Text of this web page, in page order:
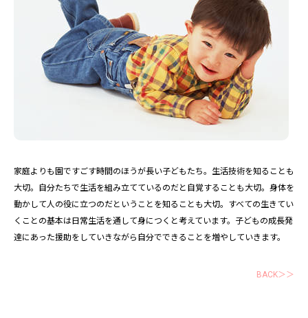
家庭よりも園ですごす時間のほうが長い子どもたち。生活技術を知ることも
大切。自分たちで生活を組み立てているのだと自覚することも大切。身体を
動かして人の役に立つのだということを知ることも大切。すべての生きてい
くことの基本は日常生活を通して身につくと考えています。子どもの成長発
達にあった援助をしていきながら自分でできることを増やしていきます。
BACK＞＞